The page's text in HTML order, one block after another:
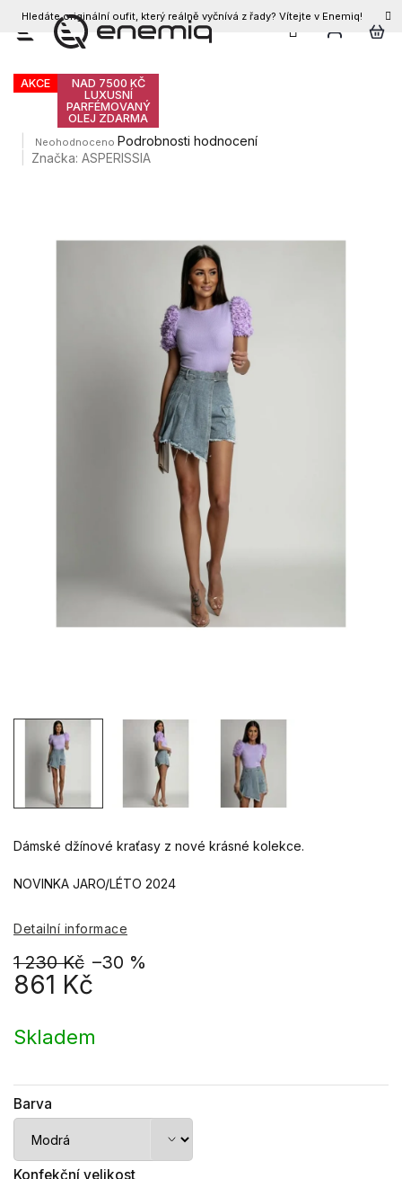
Přejít
Hledáte originální oufit, který reálně vyčnívá z řady? Vítejte v Enemiq!
CZK
Dámské kraťasy ELIO
AKCE
NAD 7500 KČ
LUXUSNÍ
PARFÉMOVANÝ
OLEJ ZDARMA
Průměrné
hodnocení
Neohodnoceno Podrobnosti hodnocení
Značka:ASPERISSIA
1 230 Kč –30 %
861 Kč
cena:
Skladem
Barva
Konfekční velikost
Dámské džínové kraťasy z nové krásné kolekce.
NOVINKA JARO/LÉTO 2024
Detailní informace